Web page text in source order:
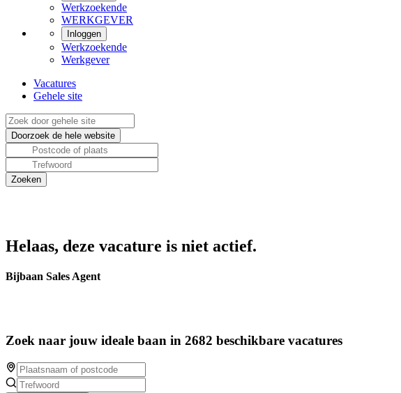
Werkzoekende
WERKGEVER
Inloggen
Werkzoekende
Werkgever
Vacatures
Gehele site
Helaas, deze vacature is niet actief.
Bijbaan Sales Agent
Zoek naar jouw ideale baan in 2682 beschikbare vacatures